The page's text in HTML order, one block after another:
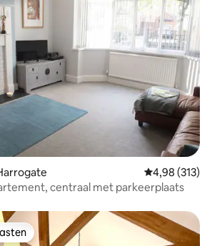
Gemiddelde
4,98 (313)
centraal met parkeerplaats